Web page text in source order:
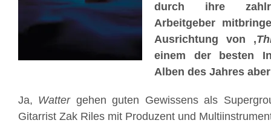
durch ihre
Arbeitgeber
Ausrichtung von ‚
einem der besten
Alben des Jahres
Ja, Wattergehen guten Gewissens als
Gitarrist Zak Riles mit Produzent und